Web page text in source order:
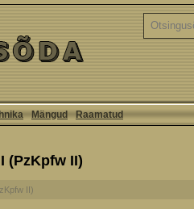
Mängud Raamatud
(PzKpfw II)
II)